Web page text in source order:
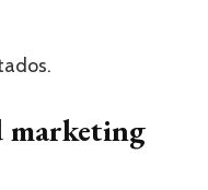
marketing